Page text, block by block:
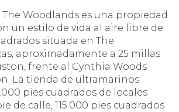
The Woodlands es una propiedad
un estilo de vida al aire libre de
situada en The
aproximadamente a 25 millas
frente al Cynthia Woods
La tienda de ultramarinos
pies cuadrados de locales
de calle, 115.000 pies cuadrados